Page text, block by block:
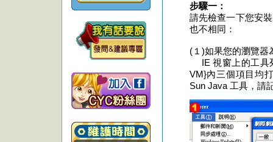
步驟一：
請先檢查一下您安
也不相同：
(１)如果您的瀏覽器
IE 視窗上的工具
VM}內三個項目均
Sun Java 工具，請